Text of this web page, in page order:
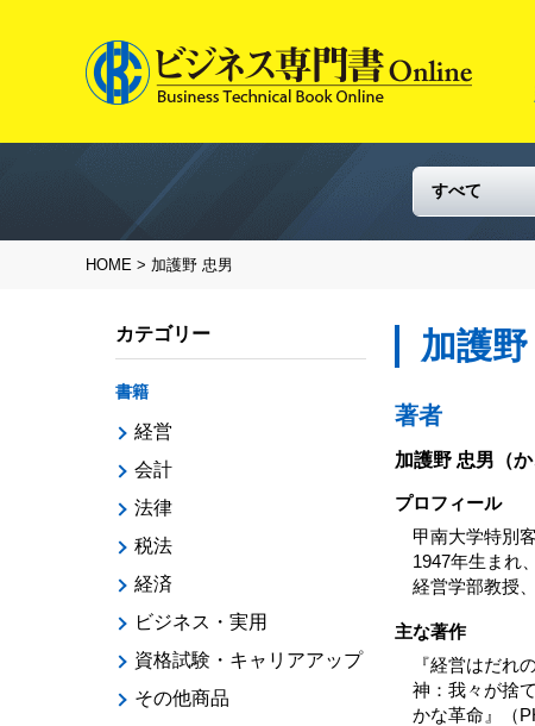
HOME > 加護野 忠男
加護
著者
加護野 忠男 （
プロフィール
甲南大学特別
1947年生まれ
経営学部教授
主な著作
『経営はだれ
神：我々が捨
かな革命』（
カテゴリー
書籍
経営
会計
法律
税法
経済
ビジネス・実用
資格試験・キャリアアップ
その他商品